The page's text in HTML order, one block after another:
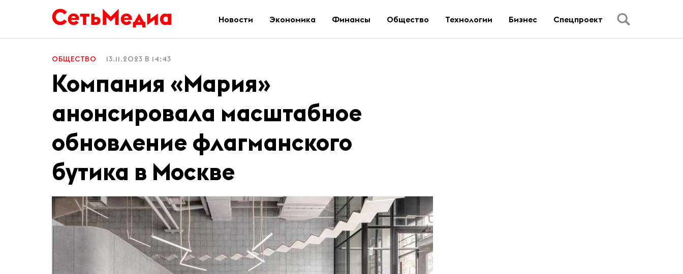
Новости Экономика Финансы Общество Технологии Бизнес Спецпроект
ОБЩЕСТВО 13.11.2023 В 14:43
Компания «Мария»
анонсировала масштабное
обновление флагманского
бутика в Москве